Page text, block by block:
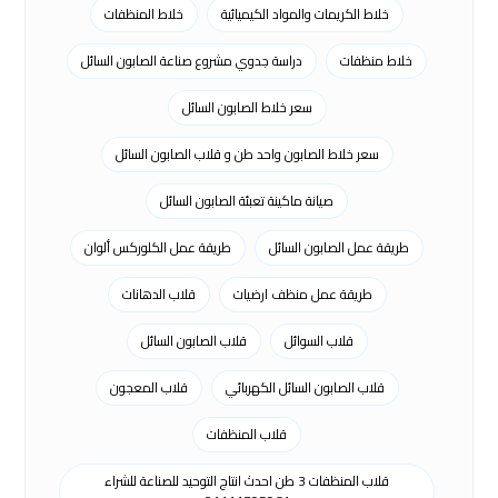
خلاط الكريمات والمواد الكيميائية
خلاط المنظفات
خلاط منظفات
دراسة جدوي مشروع صناعة الصابون السائل
سعر خلاط الصابون السائل
سعر خلاط الصابون واحد طن و قلاب الصابون السائل
صيانة ماكينة تعبئة الصابون السائل
طريقة عمل الصابون السائل
طريقة عمل الكلوركس ألوان
طريقة عمل منظف ارضيات
قلاب الدهانات
قلاب السوائل
قلاب الصابون السائل
قلاب الصابون السائل الكهربائي
قلاب المعجون
قلاب المنظفات
قلاب المنظفات 3 طن احدث انتاج التوحيد للصناعة للشراء